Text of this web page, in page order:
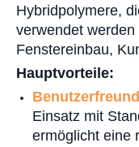
Hybridpolymere,
verwendet
Fenstereinbau,
Hauptvorteile:
Einsatz mit
ermöglicht eine